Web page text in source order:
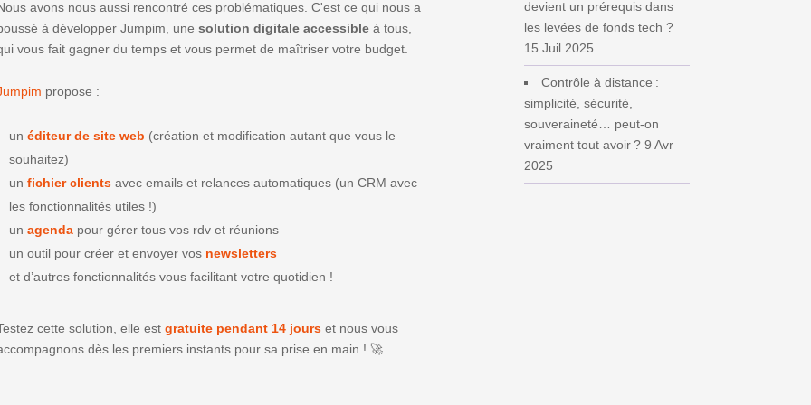
avons nous aussi rencontré ces problématiques. C'est ce qui nous a
à développer Jumpim, unesolution digitale accessible à tous,
vous fait gagner du temps et vous permet de maîtriser votre budget.
propose :
unéditeur de site web (création et modification autant que vous le
souhaitez)
unfichier clients avec emails et relances automatiques (un CRM avec
les fonctionnalités utiles !)
unagenda pour gérer tous vos rdv et réunions
un outil pour créer et envoyer vos newsletters
et d’autres fonctionnalités vous facilitant votre quotidien !
cette solution, elle estgratuite pendant 14 jours et nous vous
dès les premiers instants pour sa prise en main ! 🚀
devient un prérequis dans
les levées de fonds tech ?
15 Juil 2025
Contrôle à distance :
simplicité, sécurité,
souveraineté… peut‑on
vraiment tout avoir ? 9 Avr
2025